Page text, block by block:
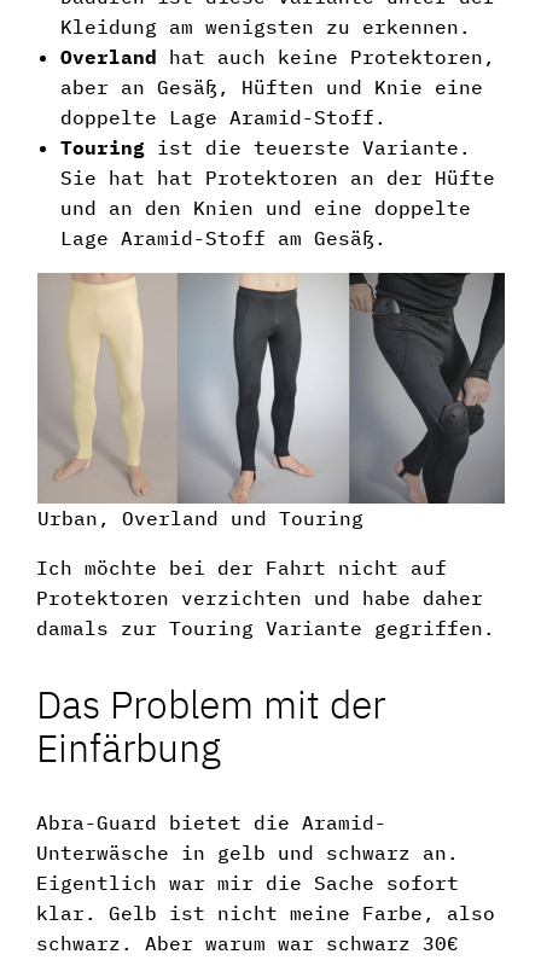
Kleidung am wenigsten zu erkennen.
Overland hat auch keine Protektoren,
aber an Gesäß, Hüften und Knie eine
doppelte Lage Aramid-Stoff.
Touring ist die teuerste Variante.
Sie hat hat Protektoren an der Hüfte
und an den Knien und eine doppelte
Lage Aramid-Stoff am Gesäß.
Urban, Overland und Touring
Ich möchte bei der Fahrt nicht auf
Protektoren verzichten und habe daher
damals zur Touring Variante gegriffen.
Das Problem mit der
Einfärbung
Abra-Guard bietet die Aramid-
Unterwäsche in gelb und schwarz an.
Eigentlich war mir die Sache sofort
klar. Gelb ist nicht meine Farbe, also
schwarz. Aber warum war schwarz 30€